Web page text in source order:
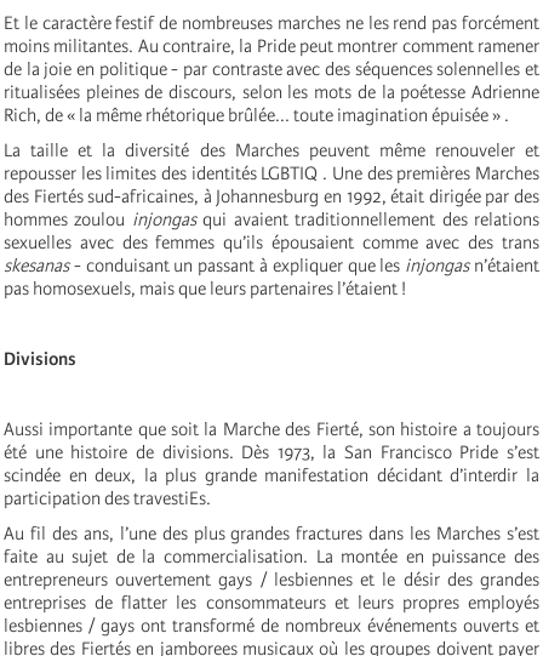
Et le caractère festif de nombreuses marches ne les rend pas forcément
moins militantes. Au contraire, la Pride peut montrer comment ramener
de la joie en politique - par contraste avec des séquences solennelles et
ritualisées pleines de discours, selon les mots de la poétesse Adrienne
Rich, de « la même rhétorique brûlée... toute imagination épuisée » .
La taille et la diversité des Marches peuvent même renouveler et
repousser les limites des identités LGBTIQ . Une des premières Marches
des Fiertés sud-africaines, à Johannesburg en 1992, était dirigée par des
hommes zoulou injongasqui avaient traditionnellement des relations
sexuelles avec des femmes qu’ils épousaient comme avec des trans
skesanas- conduisant un passant à expliquer que les injongasn’étaient
pas homosexuels, mais que leurs partenaires l’étaient !
Divisions
Aussi importante que soit la Marche des Fierté, son histoire a toujours
été une histoire de divisions. Dès 1973, la San Francisco Pride s’est
scindée en deux, la plus grande manifestation décidant d’interdir la
participation des travestiEs.
Au fil des ans, l’une des plus grandes fractures dans les Marches s’est
faite au sujet de la commercialisation. La montée en puissance des
entrepreneurs ouvertement gays / lesbiennes et le désir des grandes
entreprises de flatter les consommateurs et leurs propres employés
lesbiennes / gays ont transformé de nombreux événements ouverts et
libres des Fiertés en jamborees musicaux où les groupes doivent payer